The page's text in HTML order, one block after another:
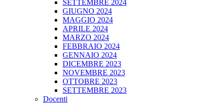
SETTEMBRE 2024
GIUGNO 2024
MAGGIO 2024
APRILE 2024
MARZO 2024
FEBBRAIO 2024
GENNAIO 2024
DICEMBRE 2023
NOVEMBRE 2023
OTTOBRE 2023
SETTEMBRE 2023
Docenti